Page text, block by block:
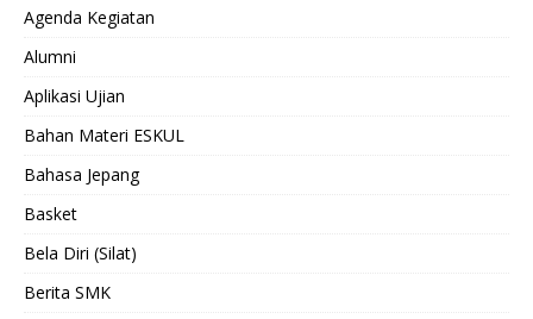
Agenda Kegiatan
Alumni
Aplikasi Ujian
Bahan Materi ESKUL
Bahasa Jepang
Basket
Bela Diri (Silat)
Berita SMK